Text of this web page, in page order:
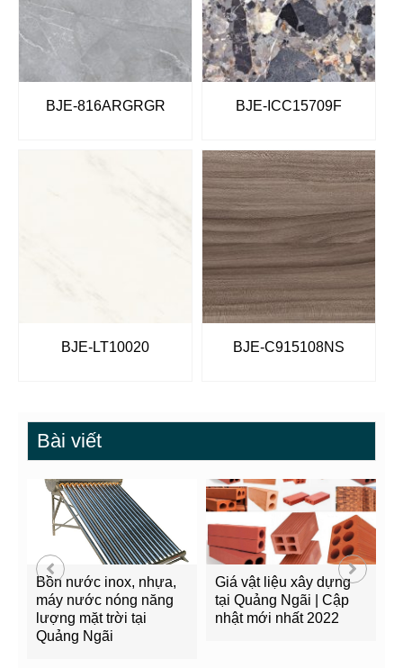
BJE-816ARGRGR BJE-ICC15709F
BJE-LT10020 BJE-C915108NS
Bài viết
Bồn nước inox, nhựa,
máy nước nóng năng
lượng mặt trời tại
Quảng Ngãi
Giá vật liệu xây dựng
tại Quảng Ngãi | Cập
nhật mới nhất 2022